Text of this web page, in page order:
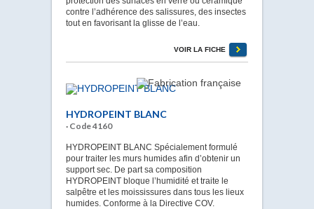
contre l’adhérence des salissures, des insectes
tout en favorisant la glisse de l’eau.
VOIR LA FICHE
HYDROPEINT BLANC
· Code 4160
HYDROPEINT BLANC Spécialement formulé
pour traiter les murs humides afin d’obtenir un
support sec. De part sa composition
HYDROPEINT bloque l’humidité et traite le
salpêtre et les moississures dans tous les lieux
humides. Conforme à la Directive COV.